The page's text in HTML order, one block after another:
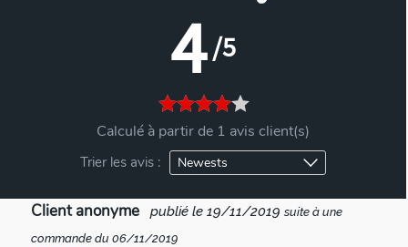
4/5
Calculé à partir de 1 avis client(s)
Trier les avis :
Client anonyme publié le 19/11/2019 suite à une
commande du 06/11/2019